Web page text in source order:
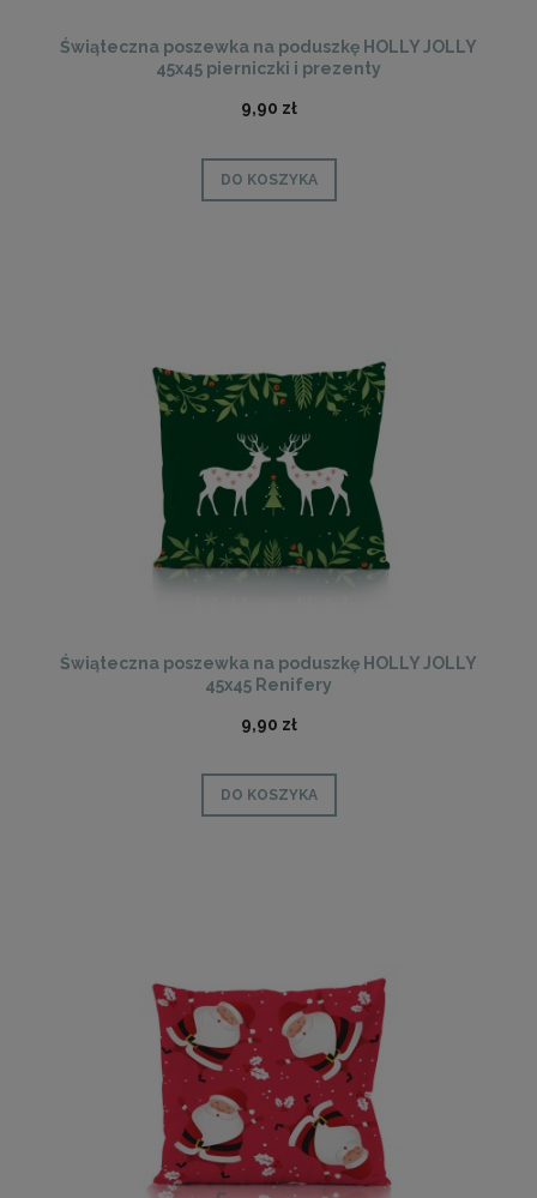
Świąteczna poszewka na poduszkę HOLLY JOLLY
45x45 pierniczki i prezenty
9,90 zł
DO KOSZYKA
Świąteczna poszewka na poduszkę HOLLY JOLLY
45x45 Renifery
9,90 zł
DO KOSZYKA